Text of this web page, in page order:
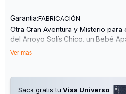
Garantia:FABRICACIÓN
Otra Gran Aventura y Misterio
del Arroyo Solís Chico. un Bebé
del Arrollo Solís Chico. se Avecina
Ayudarlo? Solo Ruperto, el Mejor
Encontrará Respuestas a Estas
Ver mas
Saca gratis tu Visa Universo